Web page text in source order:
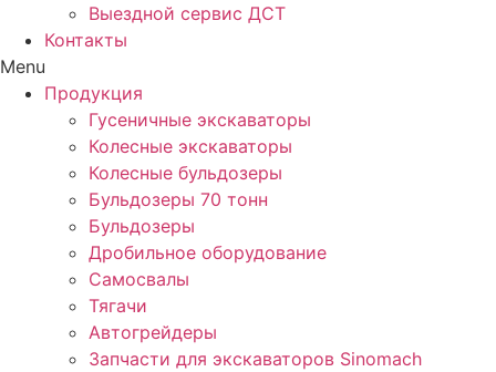
Выездной сервис ДСТ
Контакты
Menu
Продукция
Гусеничные экскаваторы
Колесные экскаваторы
Колесные бульдозеры
Бульдозеры 70 тонн
Бульдозеры
Дробильное оборудование
Самосвалы
Тягачи
Автогрейдеры
Запчасти для экскаваторов Sinomach